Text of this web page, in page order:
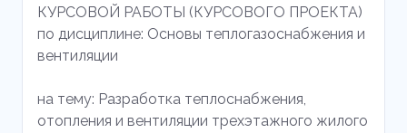
КУРСОВОЙ РАБОТЫ (КУРСОВОГО ПРОЕКТА)
по дисциплине: Основы теплогазоснабжения и
вентиляции
на тему: Разработка теплоснабжения,
отопления и вентиляции трехэтажного жилого